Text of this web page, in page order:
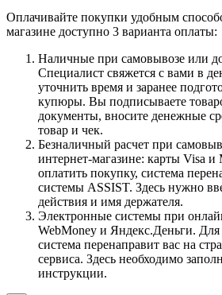
Оплачивайте покупки удобным
магазине доступно 3 варианта оплаты:
Наличные при самовывозе или
Специалист свяжется с вами в
уточнить время и заранее
купюры. Вы подписываете
документы, вносите денежные
товар и чек.
Безналичный расчет при
интернет-магазине: карты Visa и
оплатить покупку, система
системы ASSIST. Здесь нужно
действия и имя держателя.
Электронные системы при
WebMoney и Яндекс.Деньги.
система перенаправит вас на
сервиса. Здесь необходимо
инструкции.